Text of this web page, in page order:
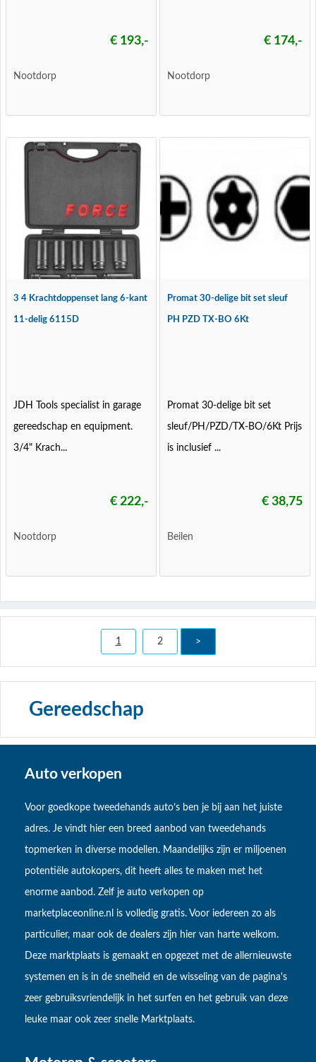
€ 193,-
Nootdorp
€ 174,-
Nootdorp
3 4 Krachtdoppenset lang 6-kant
11-delig 6115D
JDH Tools specialist in garage
gereedschap en equipment.
3/4" Krach...
€ 222,-
Nootdorp
Promat 30-delige bit set sleuf
PH PZD TX-BO 6Kt
Promat 30-delige bit set
sleuf/PH/PZD/TX-BO/6Kt Prijs
is inclusief ...
€ 38,75
Beilen
1 2 >
Gereedschap
Auto verkopen
Voor goedkope tweedehands auto’s ben je bij aan het juiste
adres. Je vindt hier een breed aanbod van tweedehands
topmerken in diverse modellen. Maandelijks zijn er miljoenen
potentiële autokopers, dit heeft alles te maken met het
enorme aanbod. Zelf je auto verkopen op
marketplaceonline.nl is volledig gratis. Voor iedereen zo als
particulier, maar ook de dealers zijn hier van harte welkom.
Deze marktplaats is gemaakt en opgezet met de allernieuwste
systemen en is in de snelheid en de wisseling van de pagina's
zeer gebruiksvriendelijk in het surfen en het gebruik van deze
leuke maar ook zeer snelle Marktplaats.